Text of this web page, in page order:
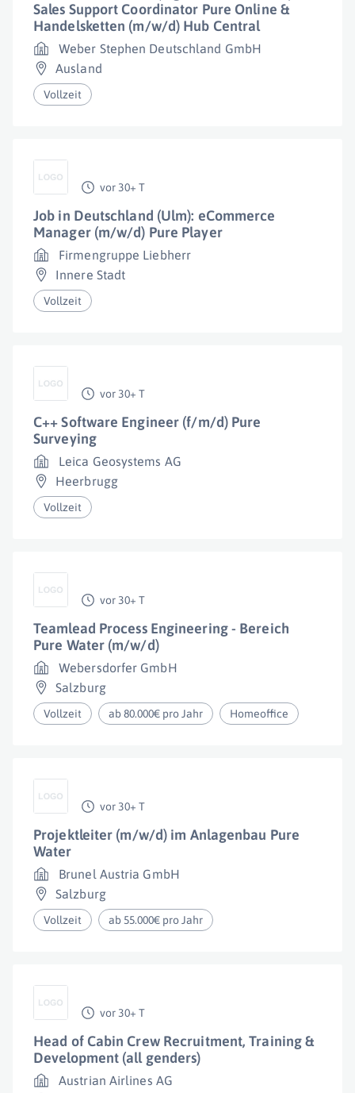
Sales Support Coordinator Pure Online &
Handelsketten (m/w/d) Hub Central
Weber Stephen Deutschland GmbH
Ausland
Vollzeit
vor 30+ T
Job in Deutschland (Ulm): eCommerce
Manager (m/w/d) Pure Player
Firmengruppe Liebherr
Innere Stadt
Vollzeit
vor 30+ T
C++ Software Engineer (f/m/d) Pure
Surveying
Leica Geosystems AG
Heerbrugg
Vollzeit
vor 30+ T
Teamlead Process Engineering - Bereich
Pure Water (m/w/d)
Webersdorfer GmbH
Salzburg
Vollzeit ab 80.000€ pro Jahr Homeoffice
vor 30+ T
Projektleiter (m/w/d) im Anlagenbau Pure
Water
Brunel Austria GmbH
Salzburg
Vollzeit ab 55.000€ pro Jahr
vor 30+ T
Head of Cabin Crew Recruitment, Training &
Development (all genders)
Austrian Airlines AG